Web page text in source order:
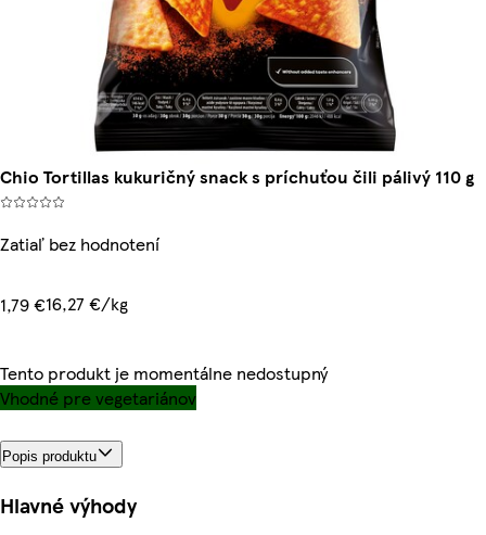
Chio Tortillas kukuričný snack s príchuťou čili pálivý 110 g
Zatiaľ bez hodnotení
1,79 €16,27 €/kg
Tento produkt je momentálne nedostupný
Vhodné pre vegetariánov
Popis produktu
Hlavné výhody